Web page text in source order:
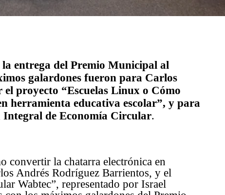
entrega del Premio Municipal al
galardones fueron para Carlos
proyecto “Escuelas Linux o Cómo
herramienta educativa escolar”, y para
de Economía Circular.
convertir la chatarra electrónica en
Andrés Rodríguez Barrientos, y el
Wabtec”, representado por Israel